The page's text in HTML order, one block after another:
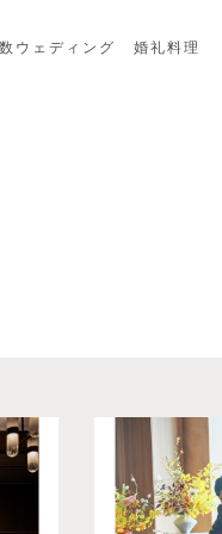
ウェディング 婚礼料理